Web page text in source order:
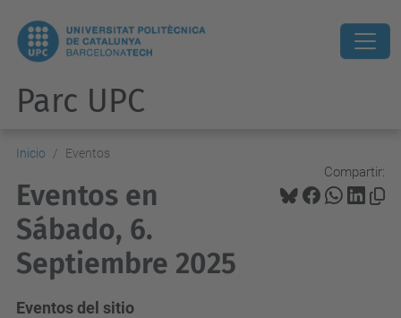
Parc UPC
Inicio Eventos
Compartir:
Eventos en
Sábado, 6.
Septiembre 2025
Eventos del sitio